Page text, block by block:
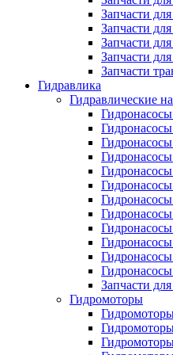
Запчасти
Запчасти
Запчасти
Запчасти
Запчасти
Гидравлика
Гидравлические
Запчасти
Гидромоторы